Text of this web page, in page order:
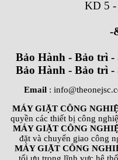
KD 5 -
-
Bảo Hành - Bảo trì -
Bảo Hành - Bảo trì -
Email :
MÁY GIẶT CÔNG
quyền các thiết bị công
MÁY GIẶT CÔNG
đặt và chuyển giao công
MÁY GIẶT CÔNG
tối ưu trong lĩnh vực hệ